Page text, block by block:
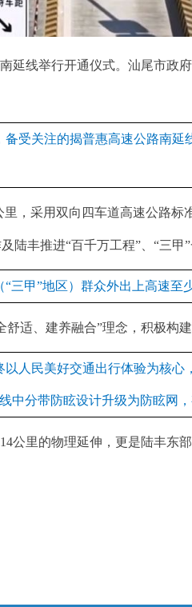
举行开通仪式。汕尾市政
受关注的揭普惠高速公路南
采用双向四车道高速公路标
丰推进“百千万工程”、“三甲
三甲”地区）群众外出上高速
、建养融合”理念，积极构建
以人民美好交通出行体验为核
分带防眩设计升级为防眩网
里的物理延伸，更是陆丰东